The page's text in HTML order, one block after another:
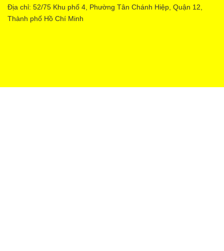
Địa chỉ: 52/75 Khu phố 4, Phường Tân Chánh Hiệp, Quận 12,
Thành phố Hồ Chí Minh